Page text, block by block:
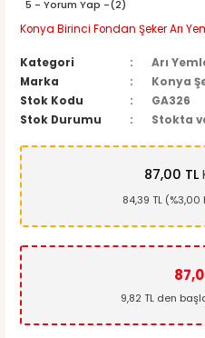
5 - Yorum Yap -(2)
Konya Birinci Fondan Şeker Arı
Kategori Arı
Marka
Konya
Stok Kodu
GA326
Stok Durumu
Stokta
87,00 TL
84,39 TL
9,82 TL den